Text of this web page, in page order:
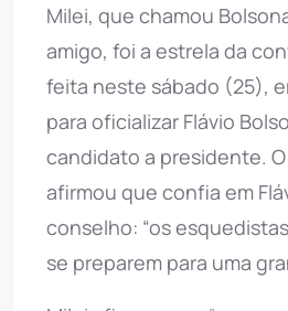
Milei, que chamou
amigo, foi a estrela da
feita neste sábado (25),
para oficializar Flávio
candidato a presidente.
afirmou que confia em
conselho: “os
se preparem para uma